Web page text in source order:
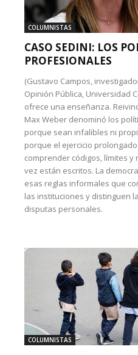
COLUMNISTAS
CASO SEDINI: LOS
PROFESIONALES
(Gustavo Campos,
Opinión Pública, Universidad
ofrece una enseñanza.
Max Weber denominó los
porque sean infalibles ni
porque el ejercicio
comprender códigos, límites
vez están escritos. La
esas reglas informales que
las instituciones y distinguen
disputas personales.
COLUMNISTAS